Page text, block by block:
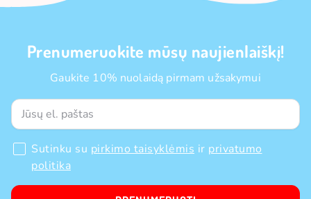
Prenumeruokite mūsų naujienlaiškį!
Gaukite 10% nuolaidą pirmam užsakymui
Sutinku su pirkimo taisyklėmis ir privatumo
politika